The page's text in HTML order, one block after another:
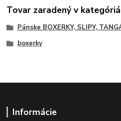
Tovar zaradený v
Pánske BOXERKY, SLIPY,
boxerky
Informácie